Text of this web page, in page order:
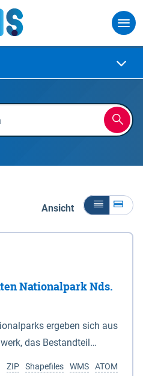
Ansicht
Nationalpark Nds.
ergeben sich aus
das Bestandteil
ATOM
WMS
Shapefiles
ZIP